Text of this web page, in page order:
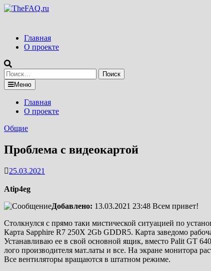
Перейти
Главная
О проекте
Найти:
Меню
Главная
О проекте
Общие
Проблема с видеокартой
25.03.2021
Atip4eg
Добавлено: 13.03.2021 23:48 Всем привет!
Столкнулся с прямо таки мистической ситуацией по
Карта Sapphire R7 250X 2Gb GDDR5. Карта заведомо
Устанавливаю ее в свой основной ящик, вместо Palit GT
лого производителя мат.латы и все. На экране монитора
Все вентиляторы вращаются в штатном режиме.